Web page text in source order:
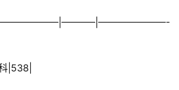
|538|